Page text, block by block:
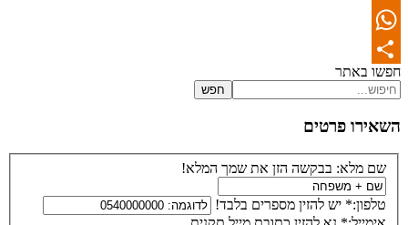
LinkedIn
WhatsApp
Share
חפשו באתר
חפש
השאירו פרטים
שם מלא: בבקשה הזן את שמך המלא!
טלפון:* יש להזין מספרים בלבד!